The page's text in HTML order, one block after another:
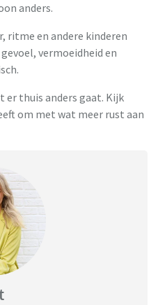
anders.
ritme en andere kinderen
vermoeidheid en
er thuis anders gaat. Kijk
om met wat meer rust aan